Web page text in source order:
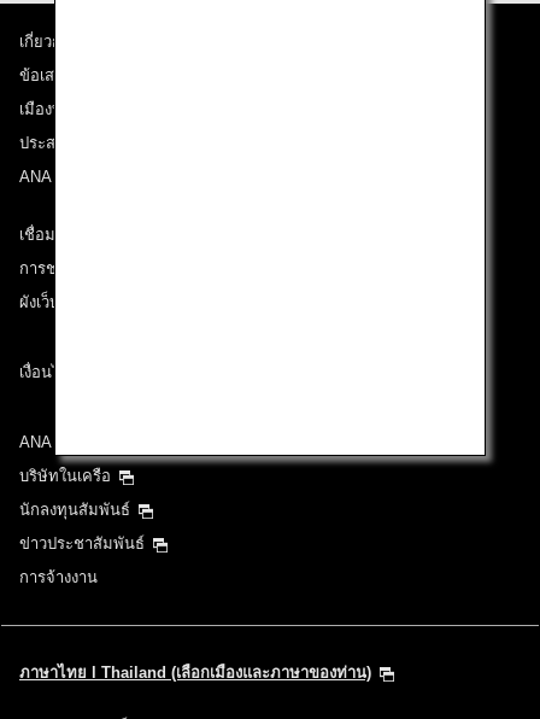
เกี่ยวกับ ANA
ข้อเสนอและประกาศ
เมืองที่เราเดินทางไป
ประสบการณ์ ANA
ANA Mileage Club
เชื่อมต่อกับ ANA
การช่วยเหลือด้านเทคนิค (ความสามารถในการเข้าถึง)
ผังเว็บไซต์
เงื่อนไขการขนส่ง
ANA Group
บริษัทในเครือ
นักลงทุนสัมพันธ์
ข่าวประชาสัมพันธ์
การจ้างงาน
ภาษาไทย l Thailand (เลือกเมืองและภาษาของท่าน)